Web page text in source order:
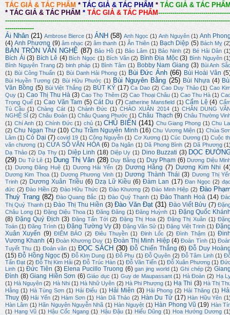
TÁC GIẢ & TÁC PHẨM * TÁC GIẢ & TÁC PHẨM * TÁC GIẢ & TÁC
* TÁC GIẢ & TÁC PHẨM *TÁC GIẢ & TÁC PHẨM-----------------------------------
--------------
Ái Nhân (21) Ambrose Bierce (1) ẢNH (58) Anh Ngọc (1) Anh Nguyên (1) Anh
(4) Anh Phương (9) âm nhạc (2) âm thanh (1) Ân Thiên (1) Bạch Diệp (5) Bách Mỵ
BÀN TRÒN VĂN NGHỆ (87) Bảo Hồ (1) Bảo Lâm (1) Bảo Ninh (2) Bé Hải Dân
Bích Ái (3) Bích Lê (4) Bích Ngọc (1) Bích Vân (2) Bình Địa Mộc (3) Bình Nguyên
Bình Nguyên Trang (2) binh pháp (1) Bình Tâm (1) Bobby Nam Giang (3) Bùi Anh
(1) Bùi Công Thuấn (1) Bùi Danh Hải Phong (1) Bùi Đức Ánh (66) Bùi Hoài Vân
Bùi Huyền Tương (2) Bùi Hữu Phước (1) Bùi Nguyên Bằng (25) Bùi Nhựa (4)
Văn Bồng (5) Bùi Việt Thắng (2) BÚT KÝ (17) Ca Dao (2) Cao Duy Thảo (1) Cao
Quy (1) Cao Thị Thu Hà (3) Cao Thọ Thêm (2) Cao Thoại Châu (1) Cao Thu Hà (1)
Trọng Quế (1) Cao Văn Tam (5) Cát Du (7) Catherine Mansfield (1) Cẩm Lệ (4)
Tú Cầu (1) Chàng Cát (1) Chánh Đức (1) CHÀO XUÂN 2014 (1) CHÂN DUNG
NGHỆ SĨ (2) Châu Đoàn (1) Châu Quang Phước (1) Châu Thạch (9) Châu Thường
(1) Chí Anh (1) Chính Đức (1) chủ (1) CHỦ BIÊN (141) Chu Giang Phong (1) Chu
(2) Chu Ngạn Thư (10) Chu Trầm Nguyên Minh (16) Chu Vương Miện (1) Chúa
Lâm (1) Cỏ Dại (7) covid 19 (1) Công Nguyễn (1) Cơ Xương (1) Cúc Dương (1) Cuộc
văn chương (1) CỬA SỔ VĂN HÓA (6) Dạ Ngân (1) Dã Phong Bình (2) Dã Phương
Dạ Thảo (2) Dạ Thy (1) Diệp Linh (18) Diệp Uy (1) Dino Buzzati (3) DỌC
(29) Du Tử Lê (1) Dung Thị Vân (28) Duy Bằng (1) Duy Phạm (6) Dương Diệu
(1) Dương Đăng Huệ (1) Dương Hải Yến (2) Dương Hằng (7) Dương Kim Nhi
Dương Kim Thoa (1) Dương Phương Vinh (1) Dương Thành Thái (3) Dương Thị
Trinh (2) Dương Xuân Triều (6) Dzạ Lữ Kiều (6) Đàm Lan (17) Đan Ngọc (2)
đức (2) Đào Hiền (2) Đào Hữu Thức (2) Đào Khương (2) Đào Minh Hiệp (2) Đào
Thuỳ Trang (82) Đào Quang Bắc (1) Đào Quý Thạnh (1) Đào Thanh Hoà (14)
Thị Quý Thanh (1) Đào Thị Thu Hiền (3) Đào Văn Đạt (31) Đào Viết Bửu (7)
Châu Long (1) Đặng Diệu Thoa (1) Đăng Đăng (1) Đăng Huỳnh (1) Đặng Quốc
(8) Đặng Quý Địch (3) Đặng Tấn Tới (2) Đặng Thị Hoa (2) Đặng Thị Xuân (1)
Toán (1) Đăng Trình (1) Đặng Tường Vy (3) Đặng Văn Sử (1) Đặng Việt Trinh (1)
Xuân Xuyến (9) ĐIỂM BÁO (2) Điêu Thuyền (1) Đinh Lốc (2) Đình Thậm (1)
Vương Khanh (4) Đoàn Khương Duy (1) Đoàn Thị Minh Hiệp (4) Đoàn Tình (1)
Tuyết Thu (1) Đoản văn (1) ĐỌC SÁCH (30) Đỗ Chiến Thắng (6) Đỗ Duy
(15) Đỗ Hồng Ngọc (5) Đỗ KIm Dung (1) Đỗ Phu (1) Đỗ Quyên (2) Đỗ Tâm Linh (1)
Tấn Đạt (2) Đỗ Thị Kim Hải (2) Đỗ Trúc Hàn (1) Đỗ Văn Tiến (1) Đỗ Xuân Phương (1)
Linh (1) Đức Tiên (3) Elena Pucillo Truong (6) gan jing world (1) Ghi chép (2)
Đình (8) Giang Hiền Sơn (6) Giáo dục (1) Guy de Maupassant (1) Hà Đoàn (2) Hạ
(1) Hà Nguyên (2) Hà Nhi (1) Hà Nhữ Uyên (2) Hà Phi Phượng (1) Hạ Thi (3) Hà Thị
Hằng (1) Hà Tùng Sơn (1) Hải Điểu (1) Hải Miên (3) Hải Phong (2) Hải Thăng (1)
Thuỵ (6) Hải Yến (2) Hàm Sơn (1) Hàn Dã Thảo (2) Hàn Du Tử (17) Hàn Hữu Yên
Hàn Lâm (1) Hãn Nguyên Nguyễn Nhã (1) Hàn Nguyệt (1) Hàn Phong Vũ (19) Hàn
(1) Hạng Vũ (1) Hậu Cốc Ngang (1) Hậu Đậu (1) Hiếu Dũng (1) Hoa Hướng Dương